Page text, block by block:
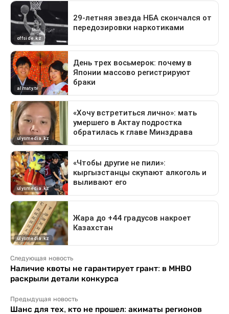
Следующая новость
Наличие квоты не гарантирует грант: в МНВО
раскрыли детали конкурса
Предыдущая новость
Шанс для тех, кто не прошел: акиматы регионов